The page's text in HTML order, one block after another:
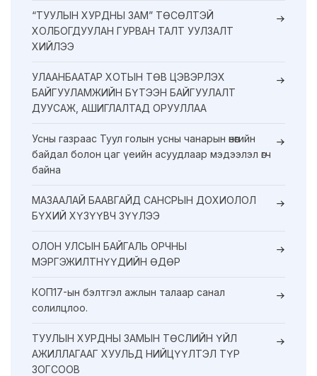
“ТУУЛЫН ХУРДНЫ ЗАМ” ТӨСӨЛТЭЙ
ХОЛБОГДУУЛАН ГУРВАН ТАЛТ УУЛЗАЛТ
ХИЙЛЭЭ
УЛААНБААТАР ХОТЫН ТӨВ ЦЭВЭРЛЭХ
БАЙГУУЛАМЖИЙН БҮТЭЭН БАЙГУУЛАЛТ
ДУУСАЖ, АШИГЛАЛТАД ОРУУЛЛАА
Усны газраас Туул голын усны чанарын өнөөгийн
байдал болон цаг үеийн асуудлаар мэдээлэл өгч
байна
МАЗААЛАЙ БААВГАЙД САНСРЫН ДОХИОЛОЛ
БҮХИЙ ХҮЗҮҮВЧ ЗҮҮЛЭЭ
ОЛОН УЛСЫН БАЙГАЛЬ ОРЧНЫ
МЭРГЭЖИЛТНҮҮДИЙН ӨДӨР
КОП17-ын бэлтгэл ажлын талаар санал
солилцлоо.
ТУУЛЫН ХУРДНЫ ЗАМЫН ТӨСЛИЙН ҮЙЛ
АЖИЛЛАГААГ ХУУЛЬД НИЙЦҮҮЛТЭЛ ТҮР
ЗОГСООВ